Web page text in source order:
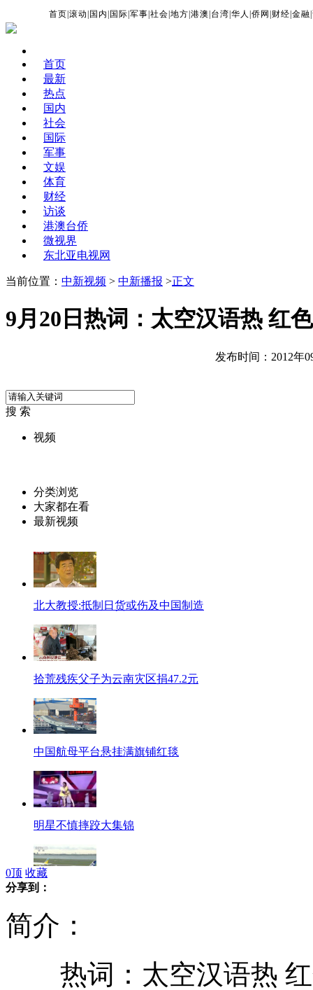
首页 |滚动 国内 国际 |军事 |社会 |地方 |港澳 台湾 |华人 |侨网 财经 |金融 |
首页
最新
热点
国内
社会
国际
军事
文娱
体育
财经
访谈
港澳台侨
微视界
东北亚电视网
当前位置： 中新视频 > 中新播报 >正文
9月20日热词：太空汉语热 红
发布时间：2012年
搜 索
视频
分类浏览
大家都在看
最新视频
北大教授:抵制日货或伤及中国制造
拾荒残疾父子为云南灾区捐47.2元
中国航母平台悬挂满旗铺红毯
明星不慎摔跤大集锦
菲新地图两周内"出炉" 初稿包含黄岩岛
0顶 收藏
分享到：
简介：
热词：太空汉语热 红